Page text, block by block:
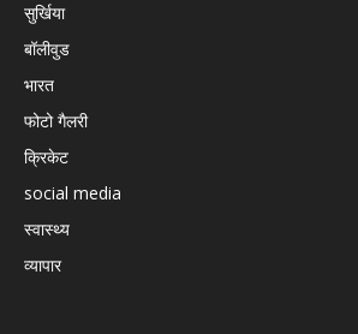
सुर्खिया
बॉलीवुड
भारत
फोटो गैलरी
क्रिकेट
social media
स्वास्थ्य
व्यापार